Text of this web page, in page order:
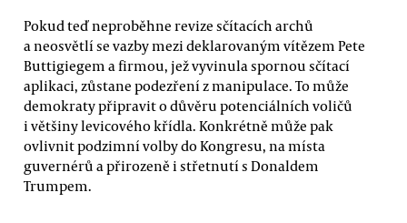
Pokud teď neproběhne revize sčítacích archů
a neosvětlí se vazby mezi deklarovaným vítězem Pete
Buttigiegem a firmou, jež vyvinula spornou sčítací
aplikaci, zůstane podezření z manipulace. To může
demokraty připravit o důvěru potenciálních voličů
i většiny levicového křídla. Konkrétně může pak
ovlivnit podzimní volby do Kongresu, na místa
guvernérů a přirozeně i střetnutí s Donaldem
Trumpem.